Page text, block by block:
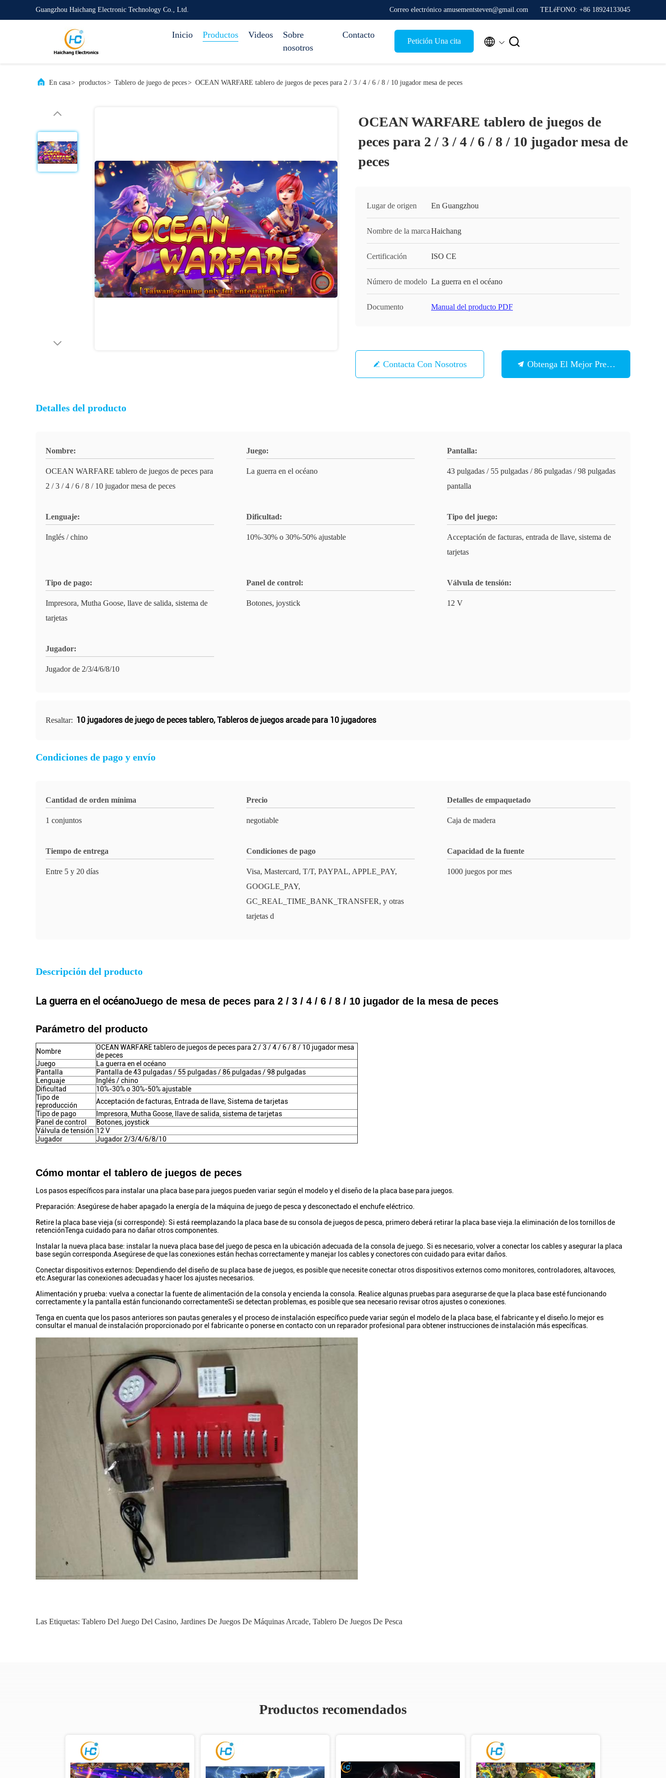
Guangzhou Haichang Electronic Technology Co., Ltd. Correo electrónico amusementsteven@gmail.com TELéFONO: +86 18924133045
Inicio Productos Videos
Sobre
nosotros
Contacto
Petición Una cita  
En casa> productos> Tablero de juego de peces> OCEAN WARFARE tablero de juegos de peces para 2 / 3 / 4 / 6 / 8 / 10 jugador mesa de peces
OCEAN WARFARE tablero de juegos de
peces para 2 / 3 / 4 / 6 / 8 / 10 jugador mesa de
peces
Lugar de origen En Guangzhou
Nombre de la marcaHaichang
Certificación ISO CE
Número de modelo La guerra en el océano
Documento Manual del producto PDF
Contacta Con Nosotros Obtenga El Mejor Precio
Detalles del producto
Nombre:
OCEAN WARFARE tablero de juegos de peces para
2 / 3 / 4 / 6 / 8 / 10 jugador mesa de peces
Juego:
La guerra en el océano
Pantalla:
43 pulgadas / 55 pulgadas / 86 pulgadas / 98 pulgadas
pantalla
Lenguaje:
Inglés / chino
Dificultad:
10%-30% o 30%-50% ajustable
Tipo del juego:
Acceptación de facturas, entrada de llave, sistema de
tarjetas
Tipo de pago:
Impresora, Mutha Goose, llave de salida, sistema de
tarjetas
Panel de control:
Botones, joystick
Válvula de tensión:
12 V
Jugador:
Jugador de 2/3/4/6/8/10
Resaltar: 10 jugadores de juego de peces tablero,Tableros de juegos arcade para 10 jugadores
Condiciones de pago y envío
Cantidad de orden mínima
1 conjuntos
Precio
negotiable
Detalles de empaquetado
Caja de madera
Tiempo de entrega
Entre 5 y 20 días
Condiciones de pago
Visa, Mastercard, T/T, PAYPAL, APPLE_PAY,
GOOGLE_PAY,
GC_REAL_TIME_BANK_TRANSFER, y otras
tarjetas d
Capacidad de la fuente
1000 juegos por mes
Descripción del producto
La guerra en el océanoJuego de mesa de peces para 2 / 3 / 4 / 6 / 8 / 10 jugador de la mesa de peces
Parámetro del producto
Nombre
OCEAN WARFARE tablero de juegos de peces para 2 / 3 / 4 / 6 / 8 / 10 jugador mesa
de peces
Juego
La guerra en el océano
Pantalla
Pantalla de 43 pulgadas / 55 pulgadas / 86 pulgadas / 98 pulgadas
Lenguaje
Inglés / chino
Dificultad
10%-30% o 30%-50% ajustable
Tipo de
reproducción
Acceptación de facturas, Entrada de llave, Sistema de tarjetas
Tipo de pago
Impresora, Mutha Goose, llave de salida, sistema de tarjetas
Panel de control
Botones, joystick
Válvula de tensión 12 V
Jugador
Jugador 2/3/4/6/8/10
Cómo montar el tablero de juegos de peces
Los pasos específicos para instalar una placa base para juegos pueden variar según el modelo y el diseño de la placa base para juegos.
Preparación: Asegúrese de haber apagado la energía de la máquina de juego de pesca y desconectado el enchufe eléctrico.
Retire la placa base vieja (si corresponde): Si está reemplazando la placa base de su consola de juegos de pesca, primero deberá retirar la placa base vieja.la eliminación de los tornillos de
retenciónTenga cuidado para no dañar otros componentes.
Instalar la nueva placa base: instalar la nueva placa base del juego de pesca en la ubicación adecuada de la consola de juego. Si es necesario, volver a conectar los cables y asegurar la placa
base según corresponda.Asegúrese de que las conexiones están hechas correctamente y manejar los cables y conectores con cuidado para evitar daños.
Conectar dispositivos externos: Dependiendo del diseño de su placa base de juegos, es posible que necesite conectar otros dispositivos externos como monitores, controladores, altavoces,
etc.Asegurar las conexiones adecuadas y hacer los ajustes necesarios.
Alimentación y prueba: vuelva a conectar la fuente de alimentación de la consola y encienda la consola. Realice algunas pruebas para asegurarse de que la placa base esté funcionando
correctamente.y la pantalla están funcionando correctamenteSi se detectan problemas, es posible que sea necesario revisar otros ajustes o conexiones.
Tenga en cuenta que los pasos anteriores son pautas generales y el proceso de instalación específico puede variar según el modelo de la placa base, el fabricante y el diseño.lo mejor es
consultar el manual de instalación proporcionado por el fabricante o ponerse en contacto con un reparador profesional para obtener instrucciones de instalación más específicas.
Las Etiquetas: Tablero Del Juego Del Casino, Jardines De Juegos De Máquinas Arcade, Tablero De Juegos De Pesca
Productos recomendados